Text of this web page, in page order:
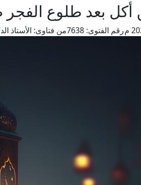
بعد طلوع الفجر
رقم الفتوى: من فتاوى: الأستاذ